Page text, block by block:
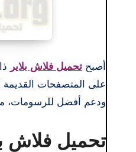
أصبح تحميل فلاش بلاير
ودعم أفضل للرسومات،
تحميل فلاش بلاير 2026